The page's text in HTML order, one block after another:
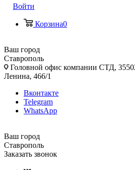
Войти
Корзина0
Ваш город
Ставрополь
Головной офис компании СТД,
Ленина, 466/1
Вконтакте
Telegram
WhatsApp
Ваш город
Ставрополь
Заказать звонок